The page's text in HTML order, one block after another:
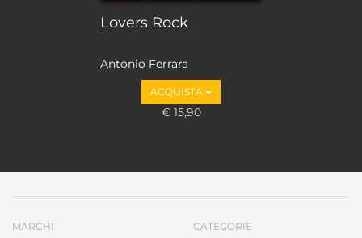
Lovers Rock
Antonio Ferrara
ACQUISTA
€ 15,90
MARCHI
CATEGORIE